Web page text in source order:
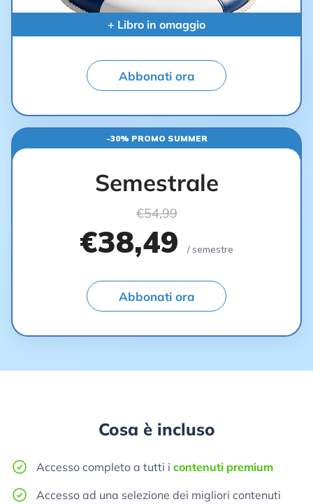
+ Libro in omaggio
Abbonati ora
-30% PROMO SUMMER
Semestrale
€54,99
€38,49 / semestre
Abbonati ora
Cosa è incluso
Accesso completo a tutti i contenuti premium
Accesso ad una selezione dei migliori contenuti